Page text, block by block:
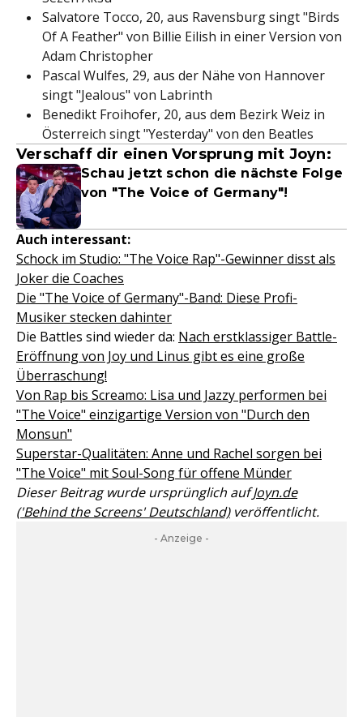
Salvatore Tocco, 20, aus Ravensburg singt "Birds
Of A Feather" von Billie Eilish in einer Version von
Adam Christopher
Pascal Wulfes, 29, aus der Nähe von Hannover
singt "Jealous" von Labrinth
Benedikt Froihofer, 20, aus dem Bezirk Weiz in
Österreich singt "Yesterday" von den Beatles
Verschaff dir einen Vorsprung mit Joyn:
Schau jetzt schon die nächste Folge
von "The Voice of Germany"!
Auch interessant:
Schock im Studio: "The Voice Rap"-Gewinner disst als
Joker die Coaches
Die "The Voice of Germany"-Band: Diese Profi-
Musiker stecken dahinter
Die Battles sind wieder da: Nach erstklassiger Battle-
Eröffnung von Joy und Linus gibt es eine große
Überraschung!
Von Rap bis Screamo: Lisa und Jazzy performen bei
"The Voice" einzigartige Version von "Durch den
Monsun"
Superstar-Qualitäten: Anne und Rachel sorgen bei
"The Voice" mit Soul-Song für offene Münder
Dieser Beitrag wurde ursprünglich aufJoyn.de
('Behind the Screens' Deutschland)veröffentlicht.
- Anzeige -